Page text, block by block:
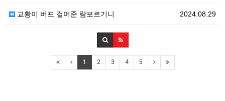
2024.08.29
교황이 버프 걸어준 람보르기니
1 2 3 4 5